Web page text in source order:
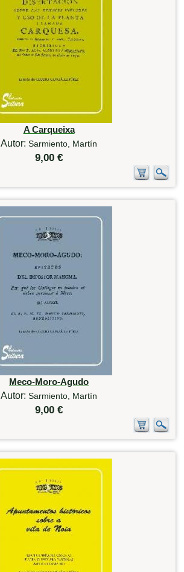
A Carqueixa
Autor: Sarmiento, Martín
9,00 €
Meco-Moro-Agudo
Autor: Sarmiento, Martín
9,00 €